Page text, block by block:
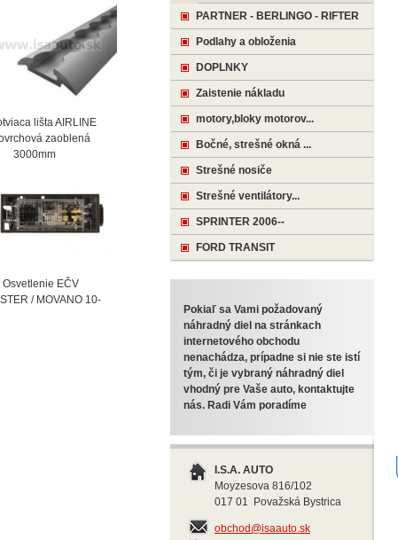
PARTNER - BERLINGO - RIFTER
Podlahy a obloženia
DOPLNKY
Zaistenie nákladu
motory,bloky motorov...
Bočné, strešné okná ...
Strešné nosiče
Strešné ventilátory...
SPRINTER 2006--
FORD TRANSIT
Pokiaľ sa Vami požadovaný
náhradný diel na stránkach
internetového obchodu
nenachádza, prípadne si nie ste istí
tým, či je vybraný náhradný diel
vhodný pre Vaše auto, kontaktujte
nás. Radi Vám poradíme
I.S.A. AUTO
Moyzesova 816/102
017 01 Považská Bystrica
obchod@isaauto.sk
lišta AIRLINE
zaoblená
EČV
/ MOVANO 10-